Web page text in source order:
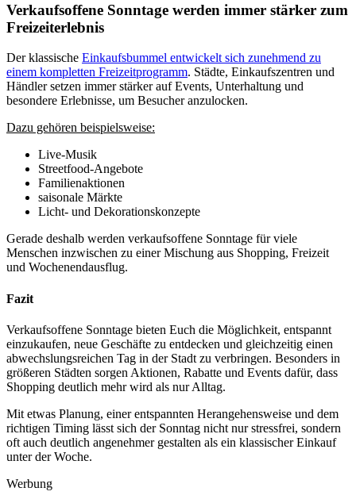
Verkaufsoffene Sonntage werden immer stärker zum
Freizeiterlebnis
Der klassische Einkaufsbummel entwickelt sich zunehmend zu
einem kompletten Freizeitprogramm. Städte, Einkaufszentren und
Händler setzen immer stärker auf Events, Unterhaltung und
besondere Erlebnisse, um Besucher anzulocken.
Dazu gehören beispielsweise:
Live-Musik
Streetfood-Angebote
Familienaktionen
saisonale Märkte
Licht- und Dekorationskonzepte
Gerade deshalb werden verkaufsoffene Sonntage für viele
Menschen inzwischen zu einer Mischung aus Shopping, Freizeit
und Wochenendausflug.
Fazit
Verkaufsoffene Sonntage bieten Euch die Möglichkeit, entspannt
einzukaufen, neue Geschäfte zu entdecken und gleichzeitig einen
abwechslungsreichen Tag in der Stadt zu verbringen. Besonders in
größeren Städten sorgen Aktionen, Rabatte und Events dafür, dass
Shopping deutlich mehr wird als nur Alltag.
Mit etwas Planung, einer entspannten Herangehensweise und dem
richtigen Timing lässt sich der Sonntag nicht nur stressfrei, sondern
oft auch deutlich angenehmer gestalten als ein klassischer Einkauf
unter der Woche.
Werbung